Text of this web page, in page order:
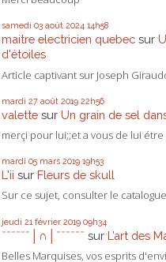
samedi 03 août 2024 14h58
maitre electricien quebec sur
d'étoiles
Article captivant sur Joseph
mardi 27 août 2019 22h56
valette sur Un grain de sel
merçi pour lui;;et a vous de lui
mardi 05 mars 2019 19h53
L'ii sur Fleurs de skull
Sur ce sujet, consulter le
jeudi 21 février 2019 09h34
ˉˉˉˉˉˉ│∩│ˉˉˉˉˉˉ sur L’art des
Belles Marquises, vos esprits